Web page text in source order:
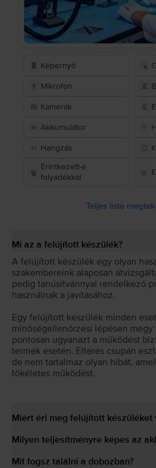
Képernyő
Mikrofon
Kamerák
Akkumulátor
Hangzás
Érintkezett-e
folyadékkal
Teljes lista
Mi az a felújított készülék?
A felújított készülék egy olyan
szakembereink alaposan
pedig tanúsítvánnyal rendelkező
használnak a javításához.
Egy felújított készülék minden
minőségellenőrzési lépésen
pontosan ugyanazt a működést
termék esetén. Eltérés csupán
de nem tartalmaz olyan hibát,
tökéletes működést.
Miért éri meg felújított készüléket
Milyen teljesítményre képes az
Mit fogsz találni a dobozban?